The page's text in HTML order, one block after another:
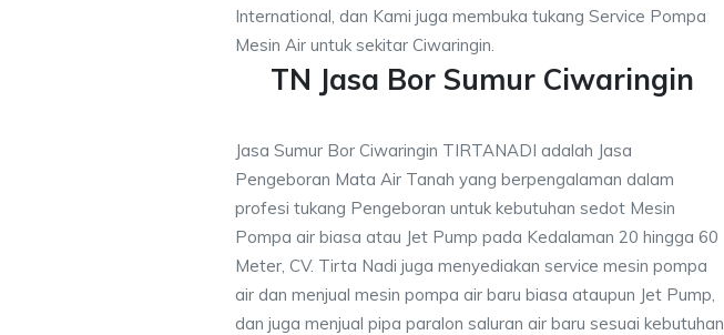
International, dan Kami juga membuka tukang Service Pompa
Mesin Air untuk sekitar Ciwaringin.
TN Jasa Bor Sumur Ciwaringin
Jasa Sumur Bor Ciwaringin TIRTANADI adalah Jasa
Pengeboran Mata Air Tanah yang berpengalaman dalam
profesi tukang Pengeboran untuk kebutuhan sedot Mesin
Pompa air biasa atau Jet Pump pada Kedalaman 20 hingga 60
Meter, CV. Tirta Nadi juga menyediakan service mesin pompa
air dan menjual mesin pompa air baru biasa ataupun Jet Pump,
dan juga menjual pipa paralon saluran air baru sesuai kebutuhan